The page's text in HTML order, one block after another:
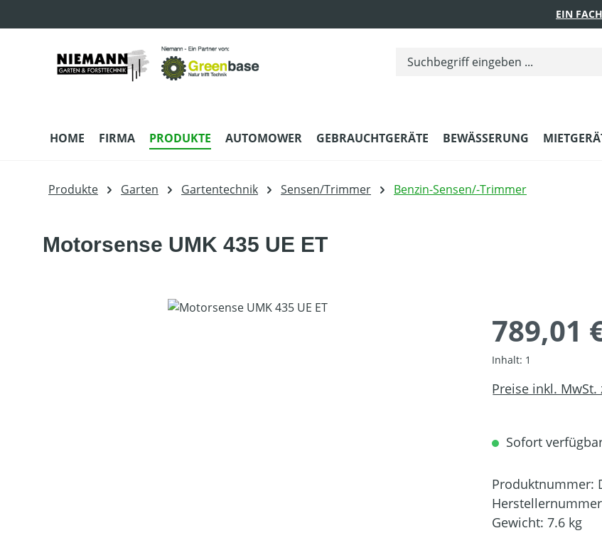
EIN
HOME FIRMA PRODUKTE AUTOMOWER GEBRAUCHTGERÄTE BEWÄSSERUNG
Produkte Garten Gartentechnik Sensen/Trimmer Benzin-Sensen/-Trimmer
Motorsense UMK 435 UE ET
Bildergalerie überspringen
789,01
Inhalt: 1
Preise inkl. MwSt.
Sofort
Produktnummer:
Gewicht: 7.6 kg